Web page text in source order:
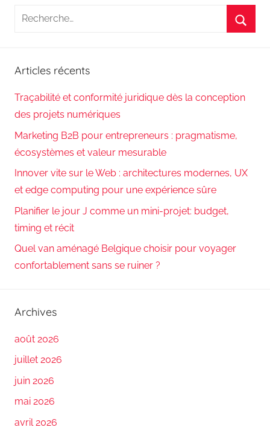
Recherche
Articles récents
Traçabilité et conformité juridique dès la conception
des projets numériques
Marketing B2B pour entrepreneurs : pragmatisme,
écosystèmes et valeur mesurable
Innover vite sur le Web : architectures modernes, UX
et edge computing pour une expérience sûre
Planifier le jour J comme un mini-projet: budget,
timing et récit
Quel van aménagé Belgique choisir pour voyager
confortablement sans se ruiner ?
Archives
août 2026
juillet 2026
juin 2026
mai 2026
avril 2026